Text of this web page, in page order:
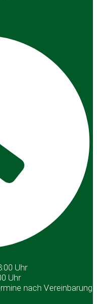
Uhr
Uhr
nach Vereinbarung